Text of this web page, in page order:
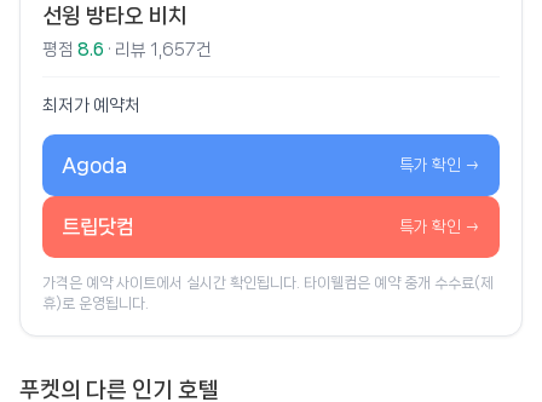
선윙 방타오 비치
평점 8.6 · 리뷰 1,657건
최저가 예약처
Agoda 특가 확인 →
트립닷컴 특가 확인 →
가격은 예약 사이트에서 실시간 확인됩니다. 타이웰컴은 예약 중개 수수료(제
휴)로 운영됩니다.
푸켓의 다른 인기 호텔